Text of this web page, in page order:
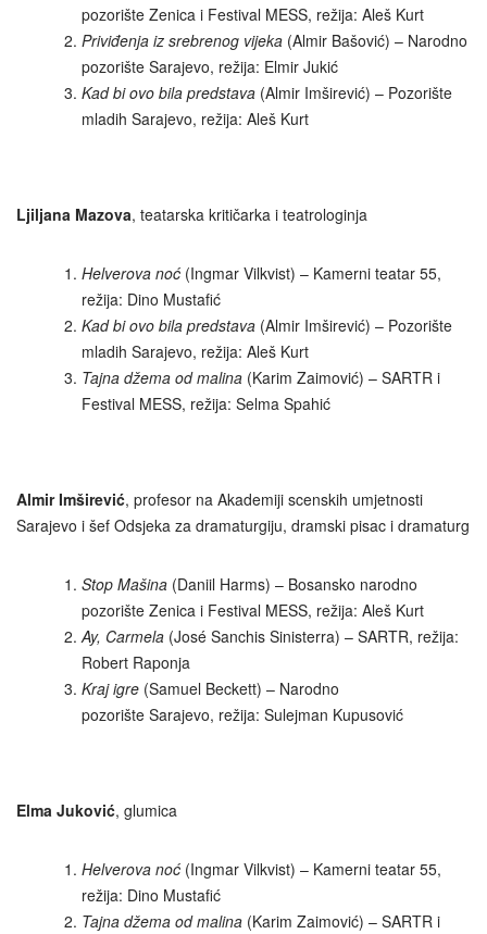
pozorište Zenica i Festival MESS, režija: Aleš Kurt
Priviđenja iz srebrenog vijeka (Almir Bašović) – Narodno
pozorište Sarajevo, režija: Elmir Jukić
Kad bi ovo bila predstava (Almir Imširević) – Pozorište
mladih Sarajevo, režija: Aleš Kurt
Ljiljana Mazova, teatarska kritičarka i teatrologinja
Helverova noć (Ingmar Vilkvist) – Kamerni teatar 55,
režija: Dino Mustafić
Kad bi ovo bila predstava (Almir Imširević) – Pozorište
mladih Sarajevo, režija: Aleš Kurt
Tajna džema od malina (Karim Zaimović) – SARTR i
Festival MESS, režija: Selma Spahić
Almir Imširević, profesor na Akademiji scenskih umjetnosti
Sarajevo i šef Odsjeka za dramaturgiju, dramski pisac i dramaturg
Stop Mašina (Daniil Harms) – Bosansko narodno
pozorište Zenica i Festival MESS, režija: Aleš Kurt
Ay, Carmela (José Sanchis Sinisterra) – SARTR, režija:
Robert Raponja
Kraj igre (Samuel Beckett) – Narodno
pozorište Sarajevo, režija: Sulejman Kupusović
Elma Juković, glumica
Helverova noć (Ingmar Vilkvist) – Kamerni teatar 55,
režija: Dino Mustafić
Tajna džema od malina (Karim Zaimović) – SARTR i